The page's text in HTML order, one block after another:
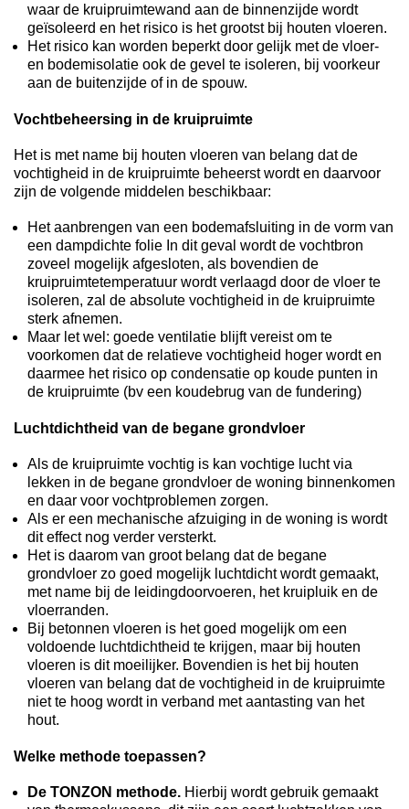
waar de kruipruimtewand aan de binnenzijde wordt
geïsoleerd en het risico is het grootst bij houten vloeren.
Het risico kan worden beperkt door gelijk met de vloer-
en bodemisolatie ook de gevel te isoleren, bij voorkeur
aan de buitenzijde of in de spouw.
Vochtbeheersing in de kruipruimte
Het is met name bij houten vloeren van belang dat de
vochtigheid in de kruipruimte beheerst wordt en daarvoor
zijn de volgende middelen beschikbaar:
Het aanbrengen van een bodemafsluiting in de vorm van
een dampdichte folie In dit geval wordt de vochtbron
zoveel mogelijk afgesloten, als bovendien de
kruipruimtetemperatuur wordt verlaagd door de vloer te
isoleren, zal de absolute vochtigheid in de kruipruimte
sterk afnemen.
Maar let wel: goede ventilatie blijft vereist om te
voorkomen dat de relatieve vochtigheid hoger wordt en
daarmee het risico op condensatie op koude punten in
de kruipruimte (bv een koudebrug van de fundering)
Luchtdichtheid van de begane grondvloer
Als de kruipruimte vochtig is kan vochtige lucht via
lekken in de begane grondvloer de woning binnenkomen
en daar voor vochtproblemen zorgen.
Als er een mechanische afzuiging in de woning is wordt
dit effect nog verder versterkt.
Het is daarom van groot belang dat de begane
grondvloer zo goed mogelijk luchtdicht wordt gemaakt,
met name bij de leidingdoorvoeren, het kruipluik en de
vloerranden.
Bij betonnen vloeren is het goed mogelijk om een
voldoende luchtdichtheid te krijgen, maar bij houten
vloeren is dit moeilijker. Bovendien is het bij houten
vloeren van belang dat de vochtigheid in de kruipruimte
niet te hoog wordt in verband met aantasting van het
hout.
Welke methode toepassen?
De TONZON methode. Hierbij wordt gebruik gemaakt